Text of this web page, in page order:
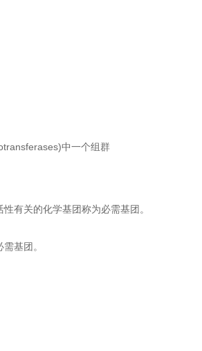
中一个组群
有关的化学基团称为必需基团。
基团。